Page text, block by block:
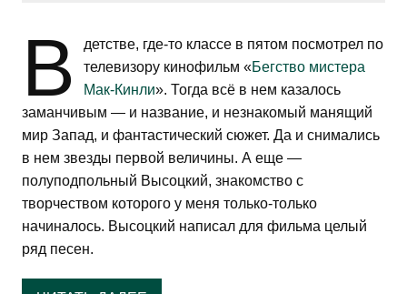
В
детстве, где-то классе в пятом посмотрел по
телевизору кинофильм «Бегство мистера
Мак-Кинли». Тогда всё в нем казалось
заманчивым — и название, и незнакомый манящий
мир Запад, и фантастический сюжет. Да и снимались
в нем звезды первой величины. А еще —
полуподпольный Высоцкий, знакомство с
творчеством которого у меня только-только
начиналось. Высоцкий написал для фильма целый
ряд песен.